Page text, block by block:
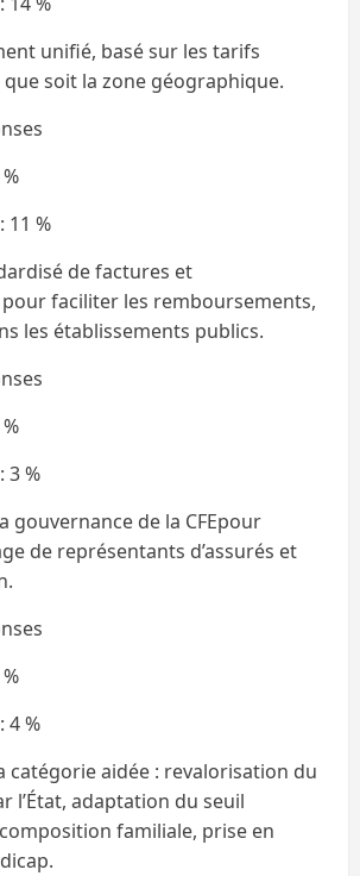
unifié, basé sur les tarifs
soit la zone géographique.
11 %
de factures et
pour faciliter les remboursements,
les établissements publics.
3 %
gouvernance de la CFEpour
de représentants d’assurés et
4 %
catégorie aidée : revalorisation du
l’État, adaptation du seuil
familiale, prise en